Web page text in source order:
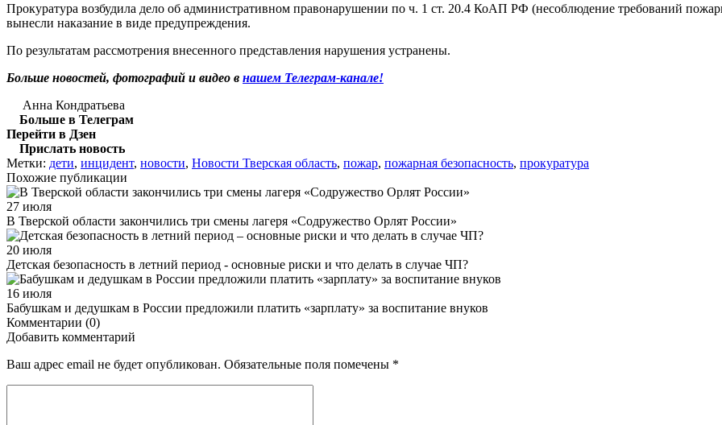
Прокуратура возбудила дело об административном правонарушении по ч. 1 ст. 20.4 КоАП РФ (несоблюдение требований
вынесли наказание в виде предупреждения.
По результатам рассмотрения внесенного представления нарушения устранены.
Больше новостей, фотографий и видео в нашем Телеграм-канале!
Анна Кондратьева
Больше в Телеграм
Перейти в Дзен
Прислать новость
Метки: дети, инцидент, новости, Новости Тверская область, пожар, пожарная безопасность, прокуратура
Похожие публикации
27 июля
В Тверской области закончились три смены лагеря «Содружество Орлят России»
20 июля
Детская безопасность в летний период - основные риски и что делать в случае ЧП?
16 июля
Бабушкам и дедушкам в России предложили платить «зарплату» за воспитание внуков
Комментарии (0)
Добавить комментарий
Ваш адрес email не будет опубликован. Обязательные поля помечены *